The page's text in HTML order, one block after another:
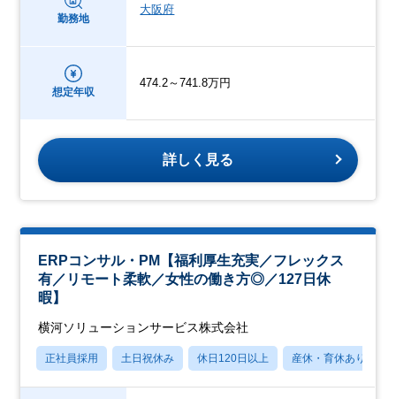
勤務地
大阪府
想定年収
474.2～741.8万円
詳しく見る
ERPコンサル・PM【福利厚生充実／フレックス
有／リモート柔軟／女性の働き方◎／127日休
暇】
横河ソリューションサービス株式会社
正社員採用 土日祝休み 休日120日以上 産休・育休あり